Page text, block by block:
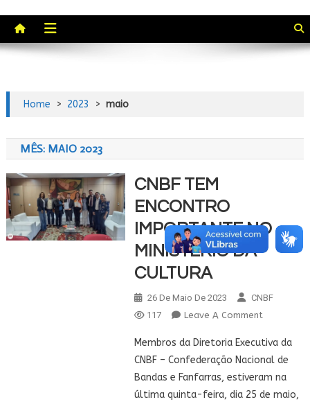
Home > 2023 > maio
MÊS: MAIO 2023
CNBF TEM
ENCONTRO
IMPORTANTE NO
MINISTÉRIO DA
CULTURA
26 De Maio De 2023
CNBF
117
Leave A CommentOn
TEM
ENCONTRO
NO
Membros da Diretoria Executiva da
CNBF – Confederação Nacional de
Bandas e Fanfarras, estiveram na
última quinta-feira, dia 25 de maio,